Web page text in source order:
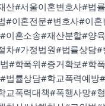
산#서울이혼변호사#법
#이혼전문#변호사#이혼
#이혼소송#재산분할#양
차#가정법원#법률상담#
#학폭위#증거확보#학
#법률상담#학교폭력예방
교폭력대책#폭행사망#